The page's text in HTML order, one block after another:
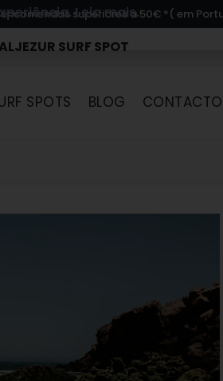
superiores a 50€ *( em
SURF SPOT
SPOTS BLOG CONTACTO
Leia mais.